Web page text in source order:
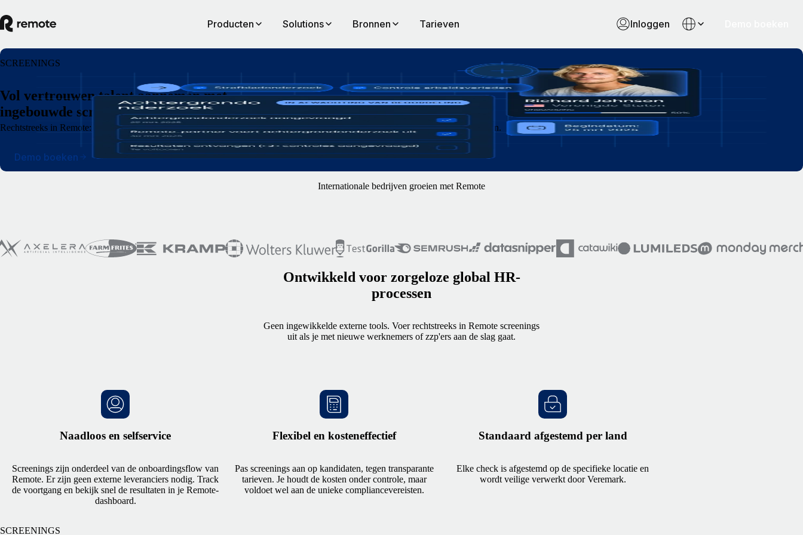
Producten Solutions Bronnen Tarieven Inloggen
SCREENINGS
Vol vertrouwen talent aannemen met
ingebouwde screenings
Rechtstreeks in Remote: check gegevens snel, verminder de risico's en blijf compliant, of je nu werknemers of zzp'ers wilt aannemen.
Demo boeken
Internationale bedrijven groeien met Remote
Ontwikkeld voor zorgeloze global HR-
processen
Geen ingewikkelde externe tools. Voer rechtstreeks in Remote screenings
uit als je met nieuwe werknemers of zzp'ers aan de slag gaat.
Naadloos en selfservice
Screenings zijn onderdeel van de onboardingsflow van
Remote. Er zijn geen externe leveranciers nodig. Track
de voortgang en bekijk snel de resultaten in je Remote-
dashboard.
Flexibel en kosteneffectief
Pas screenings aan op kandidaten, tegen transparante
tarieven. Je houdt de kosten onder controle, maar
voldoet wel aan de unieke compliancevereisten.
Standaard afgestemd per land
Elke check is afgestemd op de specifieke locatie en
wordt veilige verwerkt door Veremark.
SCREENINGS